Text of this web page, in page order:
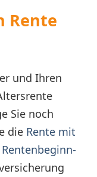
Rente
und Ihren
Sie noch
die Rente mit
Rentenbeginn-